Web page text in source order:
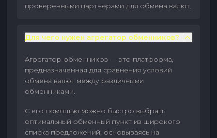
проверенными партнерами для обмена валют.
Для чего нужен агрегатор обменников?
Агрегатор обменников — это платформа,
предназначенная для сравнения условий
обмена валют между различными
обменниками.
С его помощью можно быстро выбрать
оптимальный обменный пункт из широкого
списка предложений, основываясь на